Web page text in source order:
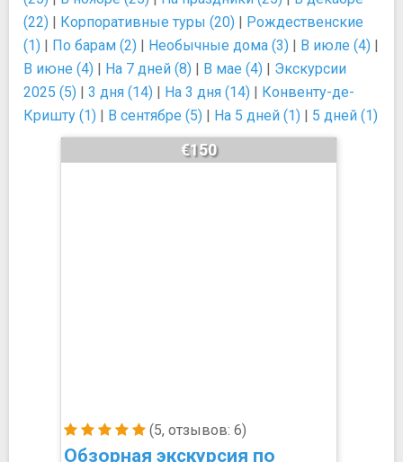
(22) | Корпоративные туры (20) | Рождественские
(1) | По барам (2) | Необычные дома (3) | В июле (4) |
В июне (4) | На 7 дней (8) | В мае (4) | Экскурсии
2025 (5) | 3 дня (14) | На 3 дня (14) | Конвенту-де-
Кришту (1) | В сентябре (5) | На 5 дней (1) | 5 дней (1)
(5, отзывов: 6)
Обзорная экскурсия по
€150